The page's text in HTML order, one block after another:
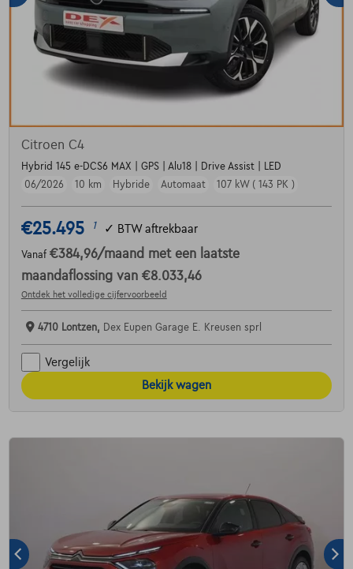
Citroen C4
Hybrid 145 e-DCS6 MAX | GPS | Alu18 | Drive Assist | LED
06/2026
10 km Hybride Automaat 107 kW ( 143 PK )
€25.495 1 ✓ BTW aftrekbaar
Vanaf €384,96/maand met een laatste
maandaflossing van €8.033,46
Ontdek het volledige cijfervoorbeeld
4710 Lontzen, Dex Eupen Garage E. Kreusen sprl
Vergelijk
Bekijk wagen